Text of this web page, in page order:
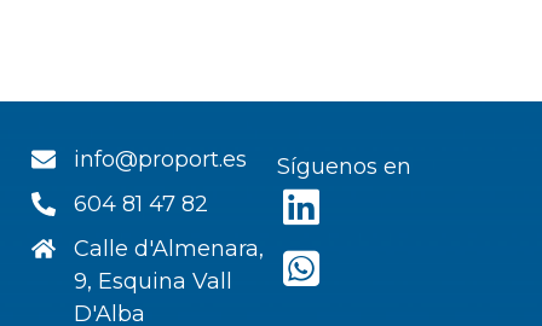
info@proport.es
604 81 47 82
Calle d'Almenara,
9, Esquina Vall
D'Alba
Síguenos en